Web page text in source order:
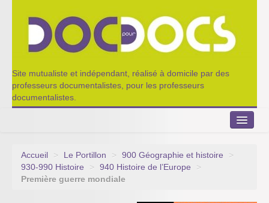
Site mutualiste et indépendant, réalisé à domicile par des
professeurs documentalistes, pour les professeurs
documentalistes.
Le Portillon
Accueil > Le Portillon > 900 Géographie et histoire
>
930-990 Histoire
> 940 Histoire de l’Europe
>
Première guerre mondiale